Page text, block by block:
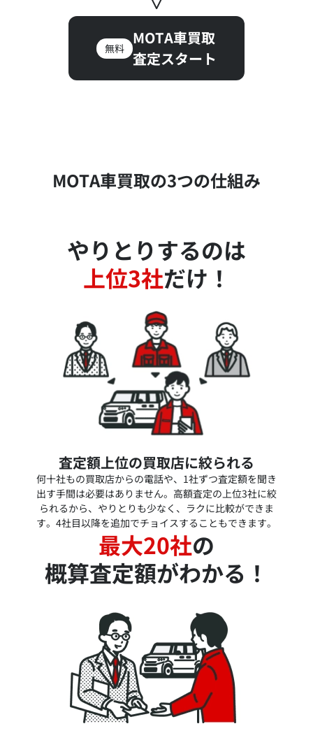
無料
MOTA車買取
査定スタート
MOTA車買取の3つの仕組み
やりとりするのは
上位3社だけ！
査定額上位の買取店に絞られる
何十社もの買取店からの電話や、1社ずつ査定額を聞き
出す手間は必要はありません。高額査定の上位3社に絞
られるから、やりとりも少なく、ラクに比較ができま
す。4社目以降を追加でチョイスすることもできます。
最大20社の
概算査定額がわかる！